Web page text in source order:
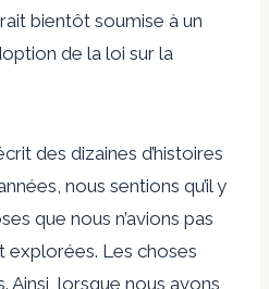
bientôt soumise à un
de la loi sur la
des dizaines d’histoires
nous sentions qu’il y
que nous n’avions pas
Les choses
Ainsi, lorsque nous avons